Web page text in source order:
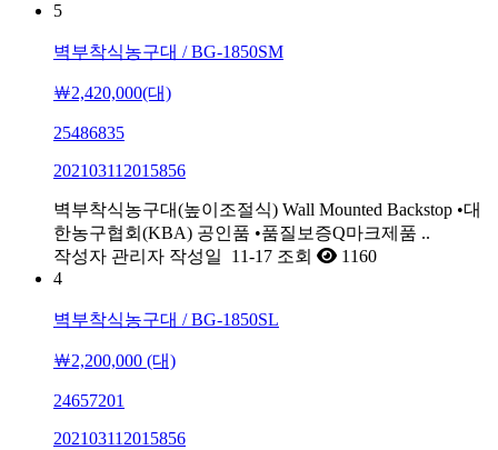
5
벽부착식농구대 / BG-1850SM
￦2,420,000(대)
25486835
202103112015856
벽부착식농구대(높이조절식) Wall Mounted Backstop •대
한농구협회(KBA) 공인품 •품질보증Q마크제품 ..
작성자 관리자 작성일 11-17 조회
1160
4
벽부착식농구대 / BG-1850SL
￦2,200,000 (대)
24657201
202103112015856